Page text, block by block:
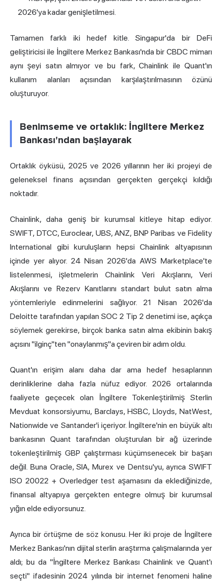
2026'ya kadar genişletilmesi.
Tamamen farklı iki hedef kitle. Singapur'da bir DeFi
geliştiricisi ile İngiltere Merkez Bankası'nda bir CBDC mimarı
aynı şeyi satın almıyor ve bu fark, Chainlink ile Quant'ın
kullanım alanları açısından karşılaştırılmasının özünü
oluşturuyor.
Benimseme ve ortaklık: İngiltere Merkez
Bankası'ndan başlayarak
Ortaklık öyküsü, 2025 ve 2026 yıllarının her iki projeyi de
geleneksel finans açısından gerçekten gerçekçi kıldığı
noktadır.
Chainlink, daha geniş bir kurumsal kitleye hitap ediyor.
SWIFT, DTCC, Euroclear, UBS, ANZ, BNP Paribas ve Fidelity
International gibi kuruluşların hepsi Chainlink altyapısının
içinde yer alıyor. 24 Nisan 2026'da AWS Marketplace'te
listelenmesi, işletmelerin Chainlink Veri Akışlarını, Veri
Akışlarını ve Rezerv Kanıtlarını standart bulut satın alma
yöntemleriyle edinmelerini sağlıyor. 21 Nisan 2026'da
Deloitte tarafından yapılan SOC 2 Tip 2 denetimi ise, açıkça
söylemek gerekirse, birçok banka satın alma ekibinin bakış
açısını "ilginç"ten "onaylanmış"a çeviren bir adım oldu.
Quant'ın erişim alanı daha dar ama hedef hesaplarının
derinliklerine daha fazla nüfuz ediyor. 2026 ortalarında
faaliyete geçecek olan İngiltere Tokenleştirilmiş Sterlin
Mevduat konsorsiyumu, Barclays, HSBC, Lloyds, NatWest,
Nationwide ve Santander'i içeriyor. İngiltere'nin en büyük altı
bankasının Quant tarafından oluşturulan bir ağ üzerinde
tokenleştirilmiş GBP çalıştırması küçümsenecek bir başarı
değil. Buna Oracle, SIA, Murex ve Dentsu'yu, ayrıca SWIFT
ISO 20022 + Overledger test aşamasını da eklediğinizde,
finansal altyapıya gerçekten entegre olmuş bir kurumsal
yığın elde ediyorsunuz.
Ayrıca bir örtüşme de söz konusu. Her iki proje de İngiltere
Merkez Bankası'nın dijital sterlin araştırma çalışmalarında yer
aldı; bu da "İngiltere Merkez Bankası Chainlink ve Quant'ı
seçti" ifadesinin 2024 yılında bir internet fenomeni haline